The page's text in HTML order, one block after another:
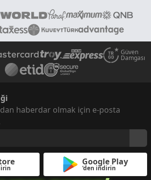
Güven
Damgası
haberdar olmak için e-posta
Google Play
'den indirin